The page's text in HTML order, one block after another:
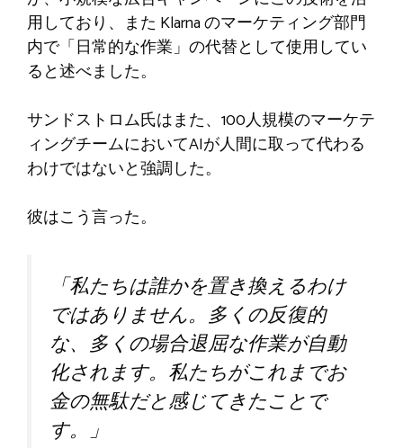
用しており、また Klarna のマーケティング部門
内で「日常的な作業」の代替として使用してい
ると述べました。
サンドストロム氏はまた、100人規模のマーケテ
ィングチームにおいてAIが人間に取って代わる
わけではないと強調した。
彼はこう言った。
「私たちは誰かを置き換えるわけ
ではありません。多くの反復的
な、多くの場合退屈な作業が自動
化されます。私たちがこれまでお
金の無駄だと感じてきたことで
す。」